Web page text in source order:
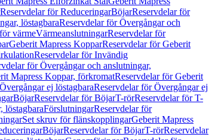
Reservdelar för ReduceringarBöjarReservdelar för
löstagbaraReservdelar för Övergångar och
värmeVärmeanslutningarReservdelar för
Geberit Mapress KopparReservdelar för Geberit
Reservdelar för Invändig
för Övergångar och anslutningar,
Mapress Koppar, förkromatReservdelar för Geberit
Övergångar ej löstagbaraReservdelar för Övergångar ej
BöjarReservdelar för BöjarT-rörReservdelar för T-
löstagbaraFörslutningarReservdelar för
Set skruv för flänskopplingarGeberit Mapress
BöjarReservdelar för BöjarT-rörReservdelar